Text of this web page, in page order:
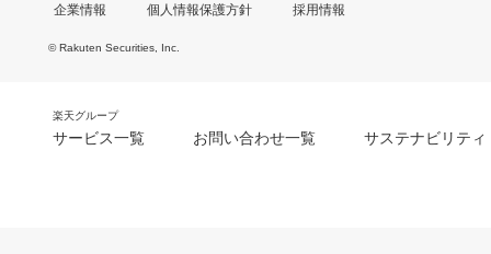
企業情報 個人情報保護方針 採用情報
© Rakuten Securities, Inc.
楽天グループ
サービス一覧 お問い合わせ一覧 サステナビリティ